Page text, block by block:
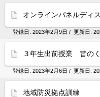
オンラインパネルディ
登録日: 2023年2月9日 / 更新日:
３年生出前授業 昔の
登録日: 2023年2月6日 / 更新日:
地域防災拠点訓練